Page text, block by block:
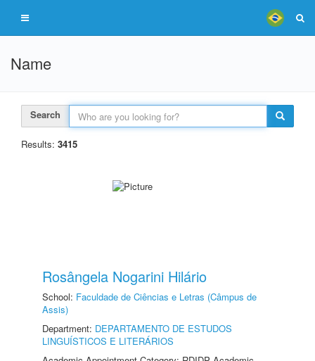
Name
Search
Results: 3415
Rosângela Nogarini Hilário
School: Faculdade de Ciências e Letras (Câmpus de
Assis)
Department: DEPARTAMENTO DE ESTUDOS
LINGUÍSTICOS E LITERÁRIOS